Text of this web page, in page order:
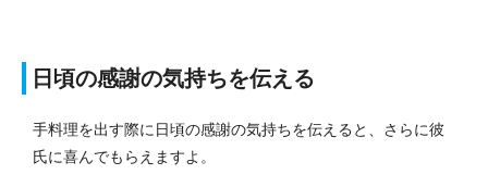
日頃の感謝の気持ちを伝える
手料理を出す際に日頃の感謝の気持ちを伝えると、さらに彼
氏に喜んでもらえますよ。